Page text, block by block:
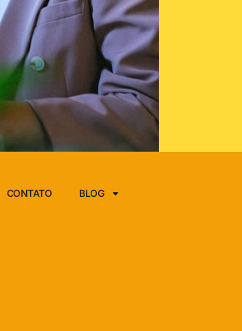
CONTATO BLOG